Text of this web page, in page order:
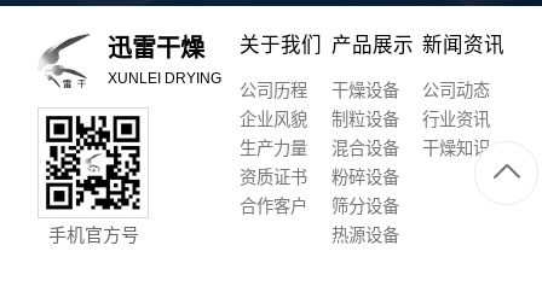
迅雷干燥
XUNLEI DRYING
手机官方号
关于我们
公司历程
企业风貌
生产力量
资质证书
合作客户
产品展示
干燥设备
制粒设备
混合设备
粉碎设备
筛分设备
热源设备
新闻资讯
公司动态
行业资讯
干燥知识